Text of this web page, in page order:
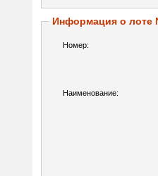
Информация о лоте
Номер:
Наименование: